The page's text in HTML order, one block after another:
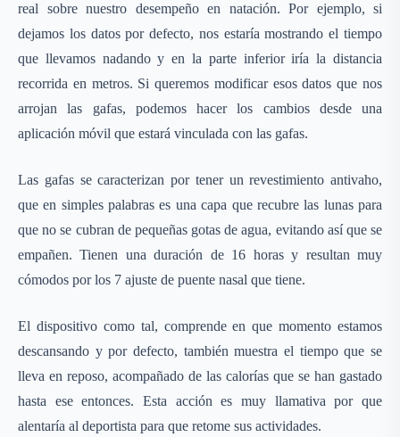
real sobre nuestro desempeño en natación. Por ejemplo, si
dejamos los datos por defecto, nos estaría mostrando el tiempo
que llevamos nadando y en la parte inferior iría la distancia
recorrida en metros. Si queremos modificar esos datos que nos
arrojan las gafas, podemos hacer los cambios desde una
aplicación móvil que estará vinculada con las gafas.
Las gafas se caracterizan por tener un revestimiento antivaho,
que en simples palabras es una capa que recubre las lunas para
que no se cubran de pequeñas gotas de agua, evitando así que se
empañen. Tienen una duración de 16 horas y resultan muy
cómodos por los 7 ajuste de puente nasal que tiene.
El dispositivo como tal, comprende en que momento estamos
descansando y por defecto, también muestra el tiempo que se
lleva en reposo, acompañado de las calorías que se han gastado
hasta ese entonces. Esta acción es muy llamativa por que
alentaría al deportista para que retome sus actividades.